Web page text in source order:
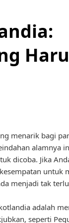
menarik bagi
alamnya
dicoba. Jika
untuk
menjadi tak
adalah
seperti